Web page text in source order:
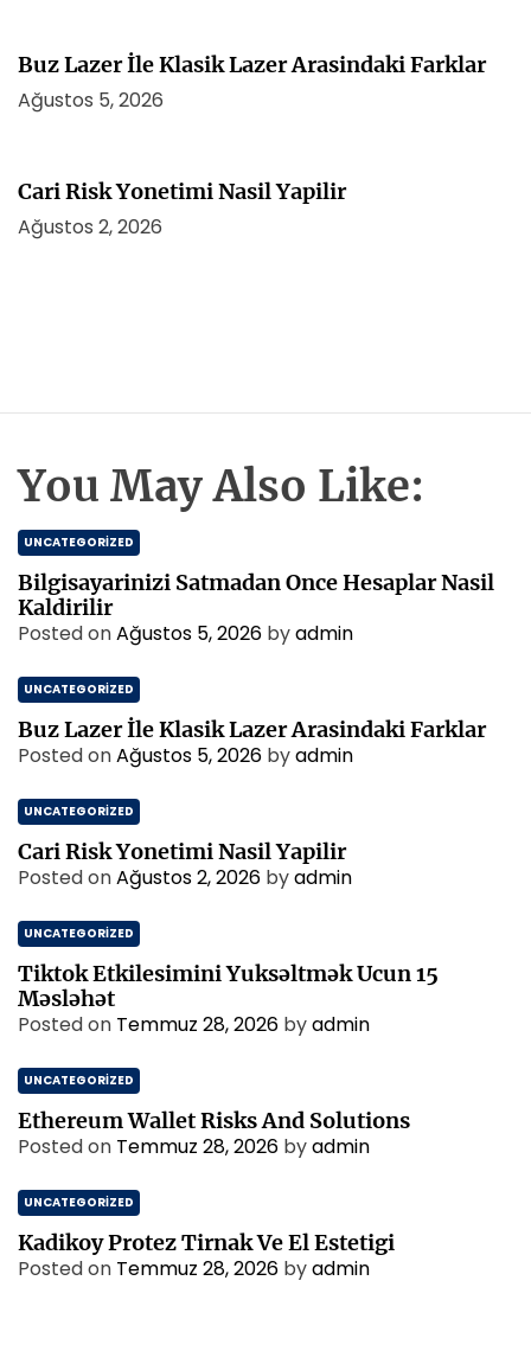
Buz Lazer İle Klasik Lazer Arasindaki Farklar
Ağustos 5, 2026
Cari Risk Yonetimi Nasil Yapilir
Ağustos 2, 2026
You May Also Like:
UNCATEGORIZED
Bilgisayarinizi Satmadan Once Hesaplar Nasil
Kaldirilir
Posted onAğustos 5, 2026 byadmin
UNCATEGORIZED
Buz Lazer İle Klasik Lazer Arasindaki Farklar
Posted onAğustos 5, 2026 byadmin
UNCATEGORIZED
Cari Risk Yonetimi Nasil Yapilir
Posted onAğustos 2, 2026 byadmin
UNCATEGORIZED
Tiktok Etkilesimini Yuksəltmək Ucun 15
Məsləhət
Posted on Temmuz 28, 2026 byadmin
UNCATEGORIZED
Ethereum Wallet Risks And Solutions
Posted on Temmuz 28, 2026 byadmin
UNCATEGORIZED
Kadikoy Protez Tirnak Ve El Estetigi
Posted on Temmuz 28, 2026 byadmin